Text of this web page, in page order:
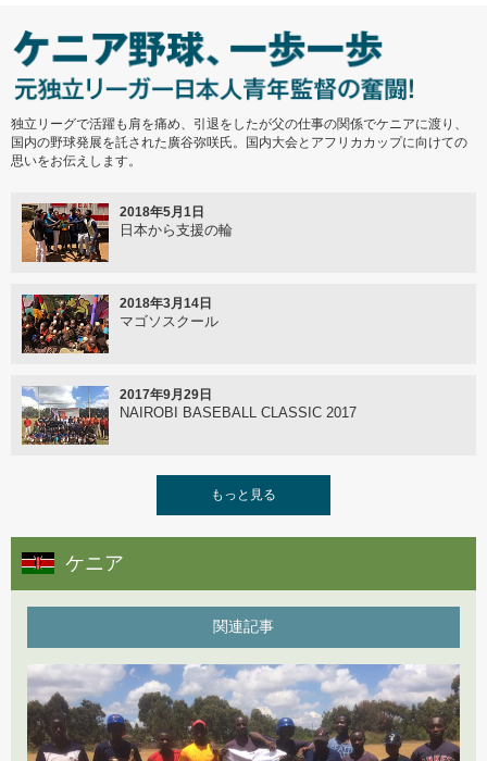
第11回 BFA U-18 アジア選手権 Vol.1
2016年8月30日
U18 インドネシア代表強化練習 ～台湾へ
第11回 BFA U-18 アジア選手権大会 参加
深谷組硬式野球部 野球研修を終えて
Fu×Bic野球キャラバン バンドゥン～後編～
Fu×Bic野球キャラバン バンドゥン～前編～
2016年6月7日
2016年5月6日
野球キャラバン スタート
2016年3月25日
独立リーグで活躍も肩を痛め、引退をしたが父の仕事の関係でケニアに渡り、
国内の野球発展を託された廣谷弥咲氏。国内大会とアフリカカップに向けての
思いをお伝えします。
2018年5月1日
日本から支援の輪
2018年3月14日
マゴソスクール
2017年9月29日
NAIROBI BASEBALL CLASSIC 2017
ケニア国内大会が初開催
ケニア国内トーナメント
2017年6月19日
ケニアの野球とは
もっと見る
ケニア
関連記事